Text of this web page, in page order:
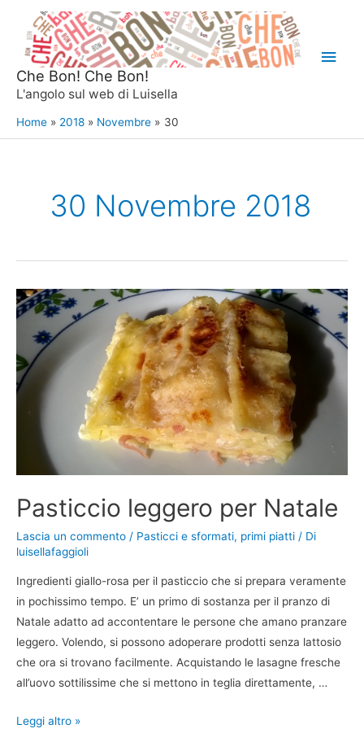
contenuto
Che Bon! Che Bon!
L'angolo sul web di Luisella
Home 2018 Novembre 30
30 Novembre 2018
Pasticcio leggero per Natale
Lascia un commento / Pasticci e sformati, primi piatti / Di
luisellafaggioli
Ingredienti giallo-rosa per il pasticcio che si prepara veramente
in pochissimo tempo. E’ un primo di sostanza per il pranzo di
Natale adatto ad accontentare le persone che amano pranzare
leggero. Volendo, si possono adoperare prodotti senza lattosio
che ora si trovano facilmente. Acquistando le lasagne fresche
all’uovo sottilissime che si mettono in teglia direttamente, …
Pasticcio
Leggi altro »